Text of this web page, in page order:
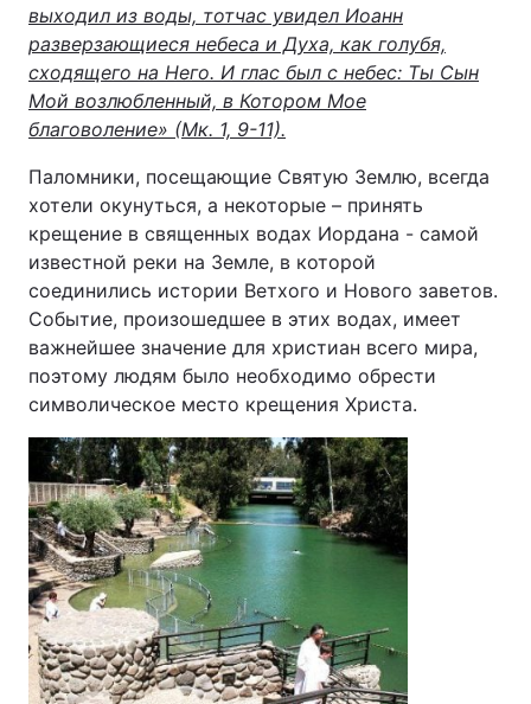
выходил из воды, тотчас увидел Иоанн
разверзающиеся небеса и Духа, как голубя,
сходящего на Него. И глас был с небес: Ты Сын
Мой возлюбленный, в Котором Мое
благоволение» (Мк. 1, 9-11).
Паломники, посещающие Святую Землю, всегда
хотели окунуться, а некоторые – принять
крещение в священных водах Иордана - самой
известной реки на Земле, в которой
соединились истории Ветхого и Нового заветов.
Событие, произошедшее в этих водах, имеет
важнейшее значение для христиан всего мира,
поэтому людям было необходимо обрести
символическое место крещения Христа.